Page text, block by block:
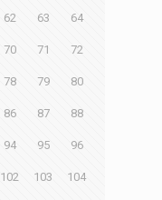
62 63 64
70 71 72
78 79 80
86 87 88
94 95 96
102 103 104